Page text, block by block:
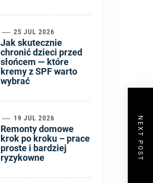
NEXT POST
25 JUL 2026
Jak skutecznie
chronić dzieci przed
słońcem — które
kremy z SPF warto
wybrać
19 JUL 2026
Remonty domowe
krok po kroku – prace
proste i bardziej
ryzykowne